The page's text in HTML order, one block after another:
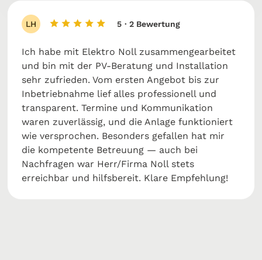
LH 5 · 2 Bewertung
Ich habe mit Elektro Noll zusammengearbeitet
und bin mit der PV-Beratung und Installation
sehr zufrieden. Vom ersten Angebot bis zur
Inbetriebnahme lief alles professionell und
transparent. Termine und Kommunikation
waren zuverlässig, und die Anlage funktioniert
wie versprochen. Besonders gefallen hat mir
die kompetente Betreuung — auch bei
Nachfragen war Herr/Firma Noll stets
erreichbar und hilfsbereit. Klare Empfehlung!